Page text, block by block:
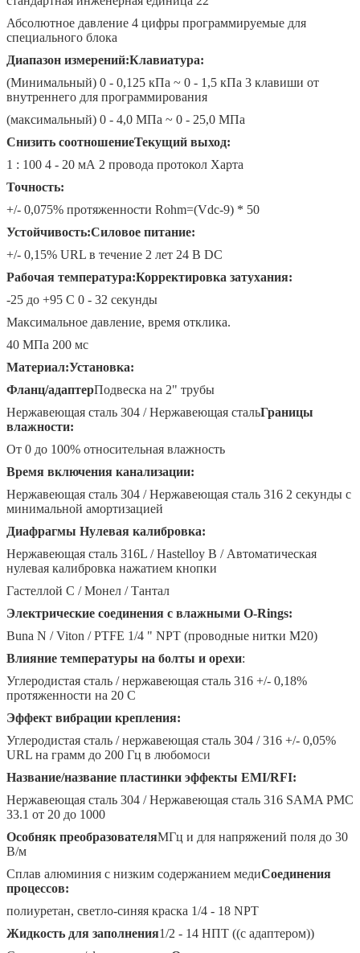
Оставьте сообщение
Абсолютное давление 4 цифры программируемые для
специального блока
Диапазон измерений:Клавиатура:
(Минимальный) 0 - 0,125 кПа ~ 0 - 1,5 кПа 3 клавиши от
внутреннего для программирования
(максимальный) 0 - 4,0 МПа ~ 0 - 25,0 МПа
Снизить соотношениеТекущий выход:
1 : 100 4 - 20 мА 2 провода протокол Харта
Точность:
+/- 0,075% протяженности Rohm=(Vdc-9) * 50
Устойчивость:Силовое питание:
+/- 0,15% URL в течение 2 лет 24 В DC
Рабочая температура:Корректировка затухания:
-25 до +95 C 0 - 32 секунды
Максимальное давление, время отклика.
40 МПа 200 мс
Материал:Установка:
Фланц/адаптерПодвеска на 2" трубы
Нержавеющая сталь 304 / Нержавеющая стальГраницы
влажности:
От 0 до 100% относительная влажность
Время включения канализации:
Нержавеющая сталь 304 / Нержавеющая сталь 316 2 секунды с
минимальной амортизацией
Диафрагмы Нулевая калибровка:
Нержавеющая сталь 316L / Hastelloy B / Автоматическая
нулевая калибровка нажатием кнопки
Гастеллой С / Монел / Тантал
Электрические соединения с влажными O-Rings:
Buna N / Viton / PTFE 1/4 " NPT (проводные нитки M20)
Влияние температуры на болты и орехи:
Углеродистая сталь / нержавеющая сталь 316 +/- 0,18%
протяженности на 20 C
Эффект вибрации крепления:
Углеродистая сталь / нержавеющая сталь 304 / 316 +/- 0,05%
URL на грамм до 200 Гц в любомоси
Название/название пластинки эффекты EMI/RFI:
Нержавеющая сталь 304 / Нержавеющая сталь 316 SAMA PMC
33.1 от 20 до 1000
Особняк преобразователяМГц и для напряжений поля до 30
В/м
Сплав алюминия с низким содержанием медиСоединения
процессов:
полиуретан, светло-синяя краска 1/4 - 18 NPT
Жидкость для заполнения1/2 - 14 НПТ ((с адаптером))